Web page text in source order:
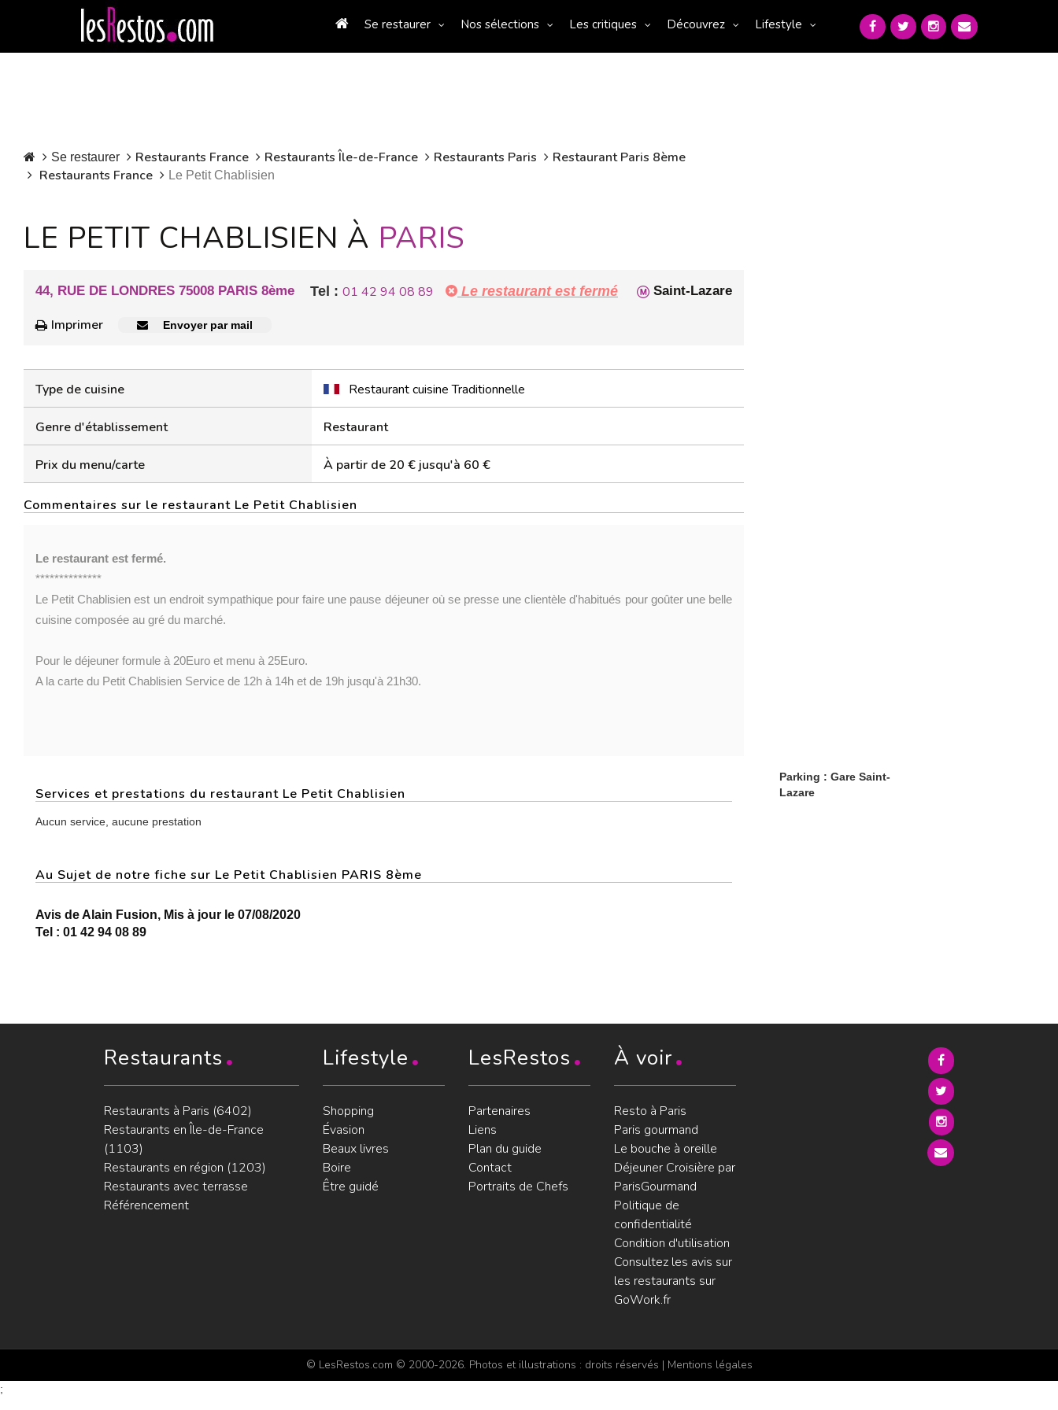
Se restaurer Nos sélections Les critiques Découvrez Lifestyle
Se restaurer Restaurants France Restaurants Île-de-France Restaurants Paris
Restaurant Paris 8ème
Restaurants France
Le Petit Chablisien
LE PETIT CHABLISIEN À PARIS
44, RUE DE LONDRES 75008 PARIS 8ème Saint-Lazare
Tel : 01 42 94 08 89
Imprimer
Envoyer par mail
Le restaurant est fermé
Type de cuisine Restaurant cuisine Traditionnelle
Genre d'établissement Restaurant
Prix du menu/carte À partir de 20 € jusqu'à 60 €
Commentaires sur le restaurant Le Petit Chablisien
Le restaurant est fermé.
**************
Le Petit Chablisien est un endroit sympathique pour faire une pause déjeuner où se presse une clientèle d'habitués pour goûter une belle
cuisine composée au gré du marché.
Pour le déjeuner formule à 20Euro et menu à 25Euro.
A la carte du Petit Chablisien Service de 12h à 14h et de 19h jusqu'à 21h30.
Services et prestations du restaurant Le Petit Chablisien
Aucun service, aucune prestation
Au Sujet de notre fiche sur Le Petit Chablisien PARIS 8ème
Avis de Alain Fusion, Mis à jour le 07/08/2020
Tel : 01 42 94 08 89
Parking : Gare Saint-
Lazare
Restaurants
Restaurants à Paris (6402)
Restaurants en Île-de-France
(1103)
Restaurants en région (1203)
Restaurants avec terrasse
Référencement
Lifestyle
Shopping
Évasion
Beaux livres
Boire
Être guidé
LesRestos
Partenaires
Liens
Plan du guide
Contact
Portraits de Chefs
À voir
Resto à Paris
Paris gourmand
Le bouche à oreille
Déjeuner Croisière par
ParisGourmand
Politique de
confidentialité
Condition d'utilisation
Consultez les avis sur
les restaurants sur
GoWork.fr
© LesRestos.com © 2000-2026. Photos et illustrations : droits réservés | Mentions légales
;